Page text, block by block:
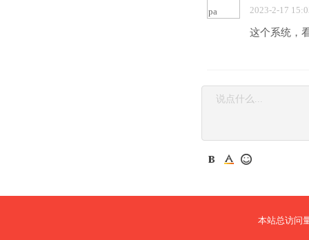
2023-2-17
这个系统，
本站总访问